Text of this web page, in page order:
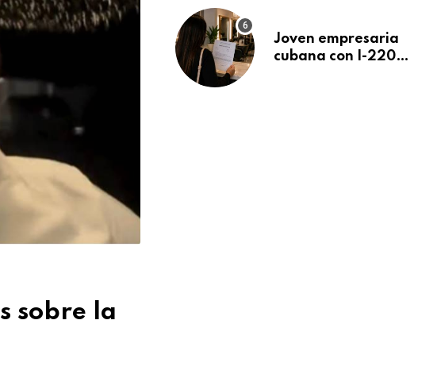
sobre la
Joven empresaria
cubana con I-220A